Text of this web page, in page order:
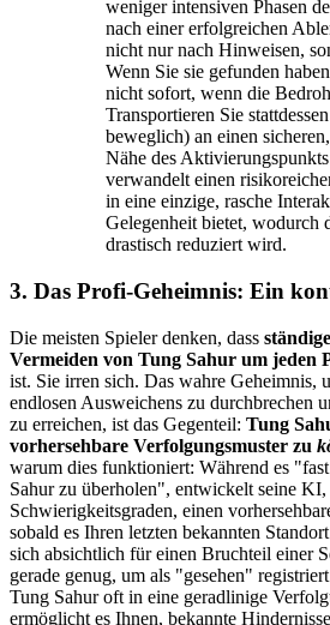
weniger intensiven Phasen
nach einer erfolgreichen
nicht nur nach Hinweisen,
Wenn Sie sie gefunden
nicht sofort, wenn die
Transportieren Sie
beweglich) an einen
Nähe des
verwandelt einen
in eine einzige, rasche
Gelegenheit bietet, wodurch
drastisch reduziert wird.
3. Das Profi-Geheimnis: Ein
Die meisten Spieler denken, dass
Vermeiden von Tung Sahur um jeden
ist. Sie irren sich. Das wahre Geheimnis,
endlosen Ausweichens zu durchbrechen
zu erreichen, ist das Gegenteil: Tung
vorhersehbare Verfolgungsmuster zu
warum dies funktioniert: Während es
Sahur zu überholen", entwickelt seine KI,
Schwierigkeitsgraden, einen
sobald es Ihren letzten bekannten
sich absichtlich für einen Bruchteil einer
gerade genug, um als "gesehen"
Tung Sahur oft in eine geradlinige
ermöglicht es Ihnen, bekannte